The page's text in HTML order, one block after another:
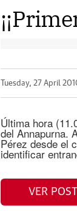
Tuesday, 27 April
Última hora
del Annapurna.
Pérez desde el
identificar
VER POST